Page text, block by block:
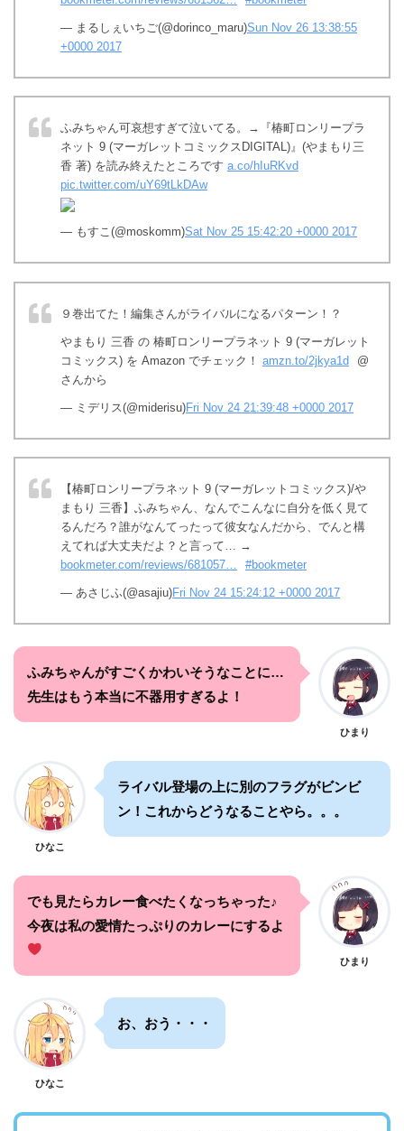
— まるしぇいちご(@dorinco_maru)Sun Nov 26 13:38:55
+0000 2017
ふみちゃん可哀想すぎて泣いてる。→『椿町ロンリープラ
ネット 9 (マーガレットコミックスDIGITAL)』(やまもり三
香 著) を読み終えたところです a.co/hIuRKvd
pic.twitter.com/uY69tLkDAw
— もすこ(@moskomm)Sat Nov 25 15:42:20 +0000 2017
９巻出てた！編集さんがライバルになるパターン！？
やまもり 三香 の 椿町ロンリープラネット 9 (マーガレット
コミックス) を Amazon でチェック！ amzn.to/2jkya1d
@
さんから
— ミデリス(@miderisu)Fri Nov 24 21:39:48 +0000 2017
【椿町ロンリープラネット 9 (マーガレットコミックス)/や
まもり 三香】ふみちゃん、なんでこんなに自分を低く見て
るんだろ？誰がなんてったって彼女なんだから、でんと構
えてれば大丈夫だよ？と言って… →
bookmeter.com/reviews/681057…
#bookmeter
— あさじふ(@asajiu)Fri Nov 24 15:24:12 +0000 2017
ふみちゃんがすごくかわいそうなことに…
先生はもう本当に不器用すぎるよ！
ひまり
ひなこ
ライバル登場の上に別のフラグがビンビ
ン！これからどうなることやら。。。
でも見たらカレー食べたくなっちゃった♪
今夜は私の愛情たっぷりのカレーにするよ
ひまり
ひなこ
お、おう・・・